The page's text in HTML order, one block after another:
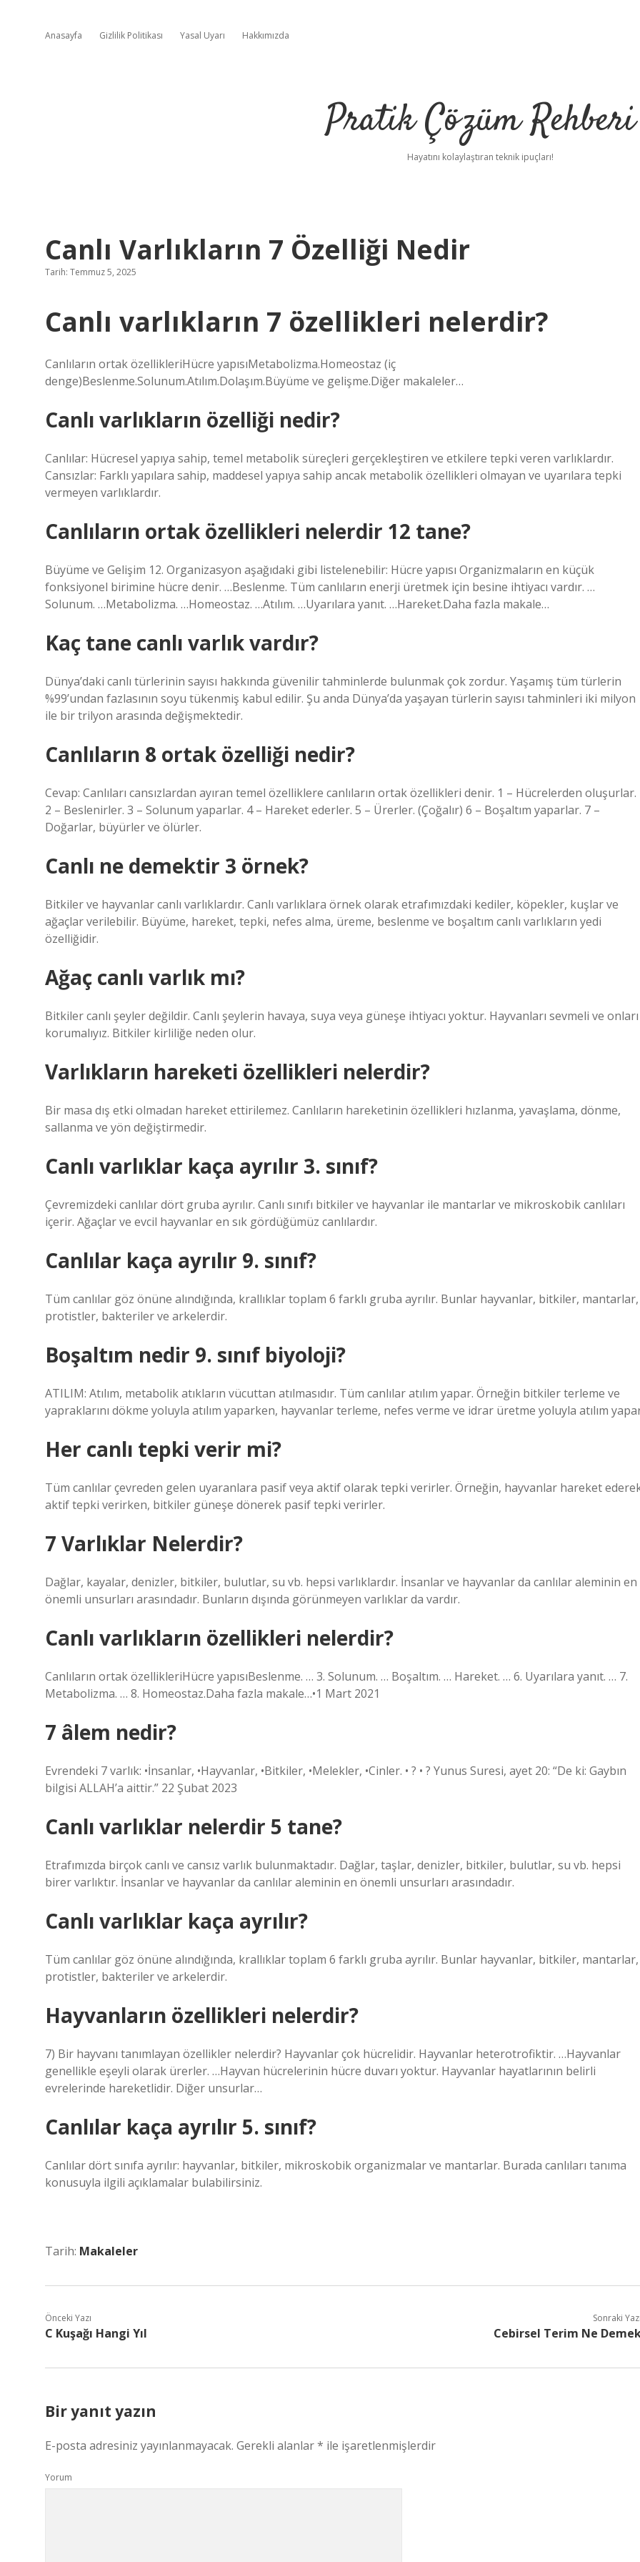
Anasayfa Gizlilik Politikası Yasal Uyarı Hakkımızda
Pratik Çözüm Rehberi
Hayatını kolaylaştıran teknik ipuçları!
Canlı Varlıkların 7 Özelliği Nedir
Tarih: Temmuz 5, 2025
Canlı varlıkların 7 özellikleri nelerdir?
Canlıların ortak özellikleriHücre yapısıMetabolizma.Homeostaz (iç
denge)Beslenme.Solunum.Atılım.Dolaşım.Büyüme ve gelişme.Diğer makaleler…
Canlı varlıkların özelliği nedir?
Canlılar: Hücresel yapıya sahip, temel metabolik süreçleri gerçekleştiren ve etkilere tepki veren varlıklardır.
Cansızlar: Farklı yapılara sahip, maddesel yapıya sahip ancak metabolik özellikleri olmayan ve uyarılara tepki
vermeyen varlıklardır.
Canlıların ortak özellikleri nelerdir 12 tane?
Büyüme ve Gelişim 12. Organizasyon aşağıdaki gibi listelenebilir: Hücre yapısı Organizmaların en küçük
fonksiyonel birimine hücre denir. …Beslenme. Tüm canlıların enerji üretmek için besine ihtiyacı vardır. …
Solunum. …Metabolizma. …Homeostaz. …Atılım. …Uyarılara yanıt. …Hareket.Daha fazla makale…
Kaç tane canlı varlık vardır?
Dünya’daki canlı türlerinin sayısı hakkında güvenilir tahminlerde bulunmak çok zordur. Yaşamış tüm türlerin
%99’undan fazlasının soyu tükenmiş kabul edilir. Şu anda Dünya’da yaşayan türlerin sayısı tahminleri iki milyon
ile bir trilyon arasında değişmektedir.
Canlıların 8 ortak özelliği nedir?
Cevap: Canlıları cansızlardan ayıran temel özelliklere canlıların ortak özellikleri denir. 1 – Hücrelerden oluşurlar.
2 – Beslenirler. 3 – Solunum yaparlar. 4 – Hareket ederler. 5 – Ürerler. (Çoğalır) 6 – Boşaltım yaparlar. 7 –
Doğarlar, büyürler ve ölürler.
Canlı ne demektir 3 örnek?
Bitkiler ve hayvanlar canlı varlıklardır. Canlı varlıklara örnek olarak etrafımızdaki kediler, köpekler, kuşlar ve
ağaçlar verilebilir. Büyüme, hareket, tepki, nefes alma, üreme, beslenme ve boşaltım canlı varlıkların yedi
özelliğidir.
Ağaç canlı varlık mı?
Bitkiler canlı şeyler değildir. Canlı şeylerin havaya, suya veya güneşe ihtiyacı yoktur. Hayvanları sevmeli ve onları
korumalıyız. Bitkiler kirliliğe neden olur.
Varlıkların hareketi özellikleri nelerdir?
Bir masa dış etki olmadan hareket ettirilemez. Canlıların hareketinin özellikleri hızlanma, yavaşlama, dönme,
sallanma ve yön değiştirmedir.
Canlı varlıklar kaça ayrılır 3. sınıf?
Çevremizdeki canlılar dört gruba ayrılır. Canlı sınıfı bitkiler ve hayvanlar ile mantarlar ve mikroskobik canlıları
içerir. Ağaçlar ve evcil hayvanlar en sık gördüğümüz canlılardır.
Canlılar kaça ayrılır 9. sınıf?
Tüm canlılar göz önüne alındığında, krallıklar toplam 6 farklı gruba ayrılır. Bunlar hayvanlar, bitkiler, mantarlar,
protistler, bakteriler ve arkelerdir.
Boşaltım nedir 9. sınıf biyoloji?
ATILIM: Atılım, metabolik atıkların vücuttan atılmasıdır. Tüm canlılar atılım yapar. Örneğin bitkiler terleme ve
yapraklarını dökme yoluyla atılım yaparken, hayvanlar terleme, nefes verme ve idrar üretme yoluyla atılım
Her canlı tepki verir mi?
Tüm canlılar çevreden gelen uyaranlara pasif veya aktif olarak tepki verirler. Örneğin, hayvanlar hareket
aktif tepki verirken, bitkiler güneşe dönerek pasif tepki verirler.
7 Varlıklar Nelerdir?
Dağlar, kayalar, denizler, bitkiler, bulutlar, su vb. hepsi varlıklardır. İnsanlar ve hayvanlar da canlılar aleminin en
önemli unsurları arasındadır. Bunların dışında görünmeyen varlıklar da vardır.
Canlı varlıkların özellikleri nelerdir?
Canlıların ortak özellikleriHücre yapısıBeslenme. … 3. Solunum. … Boşaltım. … Hareket. … 6. Uyarılara yanıt. … 7.
Metabolizma. … 8. Homeostaz.Daha fazla makale…•1 Mart 2021
7 âlem nedir?
Evrendeki 7 varlık: •İnsanlar, •Hayvanlar, •Bitkiler, •Melekler, •Cinler. • ? • ? Yunus Suresi, ayet 20: “De ki: Gaybın
bilgisi ALLAH’a aittir.” 22 Şubat 2023
Canlı varlıklar nelerdir 5 tane?
Etrafımızda birçok canlı ve cansız varlık bulunmaktadır. Dağlar, taşlar, denizler, bitkiler, bulutlar, su vb. hepsi
birer varlıktır. İnsanlar ve hayvanlar da canlılar aleminin en önemli unsurları arasındadır.
Canlı varlıklar kaça ayrılır?
Tüm canlılar göz önüne alındığında, krallıklar toplam 6 farklı gruba ayrılır. Bunlar hayvanlar, bitkiler, mantarlar,
protistler, bakteriler ve arkelerdir.
Hayvanların özellikleri nelerdir?
7) Bir hayvanı tanımlayan özellikler nelerdir? Hayvanlar çok hücrelidir. Hayvanlar heterotrofiktir. …Hayvanlar
genellikle eşeyli olarak ürerler. …Hayvan hücrelerinin hücre duvarı yoktur. Hayvanlar hayatlarının belirli
evrelerinde hareketlidir. Diğer unsurlar…
Canlılar kaça ayrılır 5. sınıf?
Canlılar dört sınıfa ayrılır: hayvanlar, bitkiler, mikroskobik organizmalar ve mantarlar. Burada canlıları tanıma
konusuyla ilgili açıklamalar bulabilirsiniz.
Tarih: Makaleler
Önceki Yazı
C Kuşağı Hangi Yıl
Sonraki
Cebirsel Terim Ne
Bir yanıt yazın
E-posta adresiniz yayınlanmayacak. Gerekli alanlar* ile işaretlenmişlerdir
Yorum